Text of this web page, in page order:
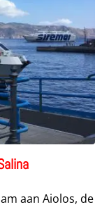
aan Aiolos, de